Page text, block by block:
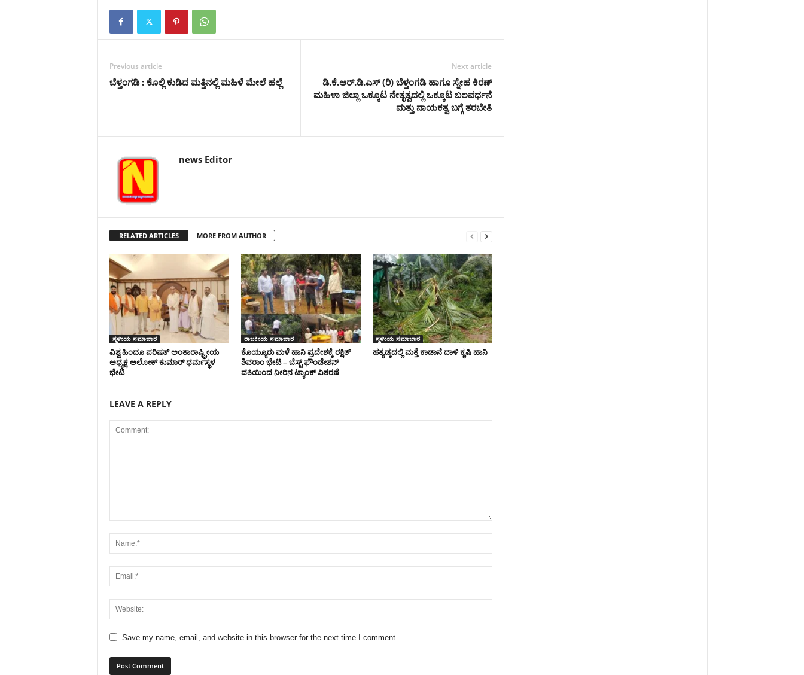
Previous article
ಬೆಳ್ತಂಗಡಿ : ಕೊಲ್ಲಿ ಕುಡಿದ ಮತ್ತಿನಲ್ಲಿ ಮಹಿಳೆ ಮೇಲೆ ಹಲ್ಲೆ
Next article
ಡಿ.ಕೆ.ಆರ್.ಡಿ.ಎಸ್ (ರಿ) ಬೆಳ್ತಂಗಡಿ ಹಾಗೂ ಸ್ನೇಹ ಕಿರಣ್
ಮಹಿಳಾ ಜಿಲ್ಲಾ ಒಕ್ಕೂಟ ನೇತೃತ್ವದಲ್ಲಿ ಒಕ್ಕೂಟ ಬಲವರ್ಧನೆ
ಮತ್ತು ನಾಯಕತ್ವ ಬಗ್ಗೆ ತರಬೇತಿ
news Editor
RELATED ARTICLES MORE FROM AUTHOR
ಸ್ಥಳೀಯ ಸಮಾಚಾರ
ವಿಶ್ವ ಹಿಂದೂ ಪರಿಷತ್ ಅಂತಾರಾಷ್ಟ್ರೀಯ
ಅಧ್ಯಕ್ಷ ಅಲೋಕ್ ಕುಮಾರ್ ಧರ್ಮಸ್ಥಳ
ಭೇಟಿ
ರಾಜಕೀಯ ಸಮಾಚಾರ
ಕೊಯ್ಯೂರು ಮಳೆ ಹಾನಿ ಪ್ರದೇಶಕ್ಕೆ ರಕ್ಷಿತ್
ಶಿವರಾಂ ಭೇಟಿ – ಬೆಸ್ಟ್ ಫೌಂಡೇಶನ್
ವತಿಯಿಂದ ನೀರಿನ ಟ್ಯಾಂಕ್ ವಿತರಣೆ
ಸ್ಥಳೀಯ ಸಮಾಚಾರ
ಹತ್ಯಡ್ಕದಲ್ಲಿ ಮತ್ತೆ ಕಾಡಾನೆ ದಾಳಿ ಕೃಷಿ ಹಾನಿ
LEAVE A REPLY
Save my name, email, and website in this browser for the next time I comment.